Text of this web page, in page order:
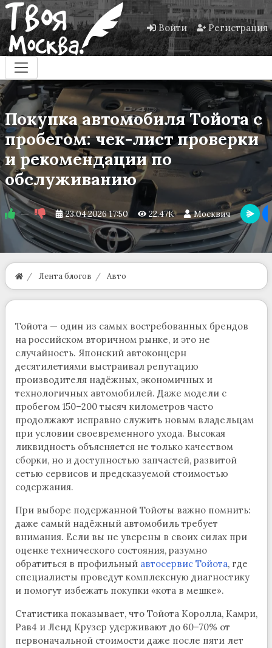
Войти Регистрация
Покупка автомобиля Тойота с
пробегом: чек-лист проверки
и рекомендации по
обслуживанию
— 23.04.2026 17:50 22.47K Москвич
Лента блогов Авто
Тойота — один из самых востребованных брендов
на российском вторичном рынке, и это не
случайность. Японский автоконцерн
десятилетиями выстраивал репутацию
производителя надёжных, экономичных и
технологичных автомобилей. Даже модели с
пробегом 150–200 тысяч километров часто
продолжают исправно служить новым владельцам
при условии своевременного ухода. Высокая
ликвидность объясняется не только качеством
сборки, но и доступностью запчастей, развитой
сетью сервисов и предсказуемой стоимостью
содержания.
При выборе подержанной Тойоты важно помнить:
даже самый надёжный автомобиль требует
внимания. Если вы не уверены в своих силах при
оценке технического состояния, разумно
обратиться в профильный автосервис Тойота, где
специалисты проведут комплексную диагностику
и помогут избежать покупки «кота в мешке».
Статистика показывает, что Тойота Королла, Камри,
Рав4 и Ленд Крузер удерживают до 60–70% от
первоначальной стоимости даже после пяти лет